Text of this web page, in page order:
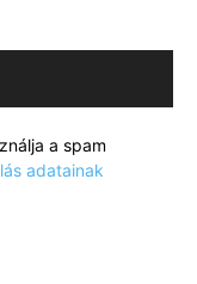
a spam
adatainak